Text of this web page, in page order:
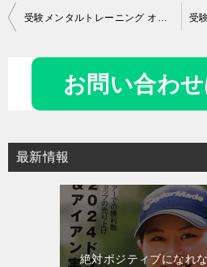
投
ー
シ
受験メンタルトレーニング オンライン講座開講のお知らせ
お問い合わ
最新情報
絶対ポジティブになれ